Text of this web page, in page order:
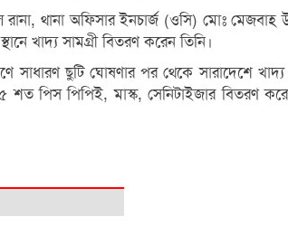
থানা অফিসার ইনচার্জ (ওসি) মোঃ মেজবাহ
খাদ্য সামগ্রী বিতরণ করেন তিনি।
সাধারণ ছুটি ঘোষণার পর থেকে সারাদেশে
পিস পিপিই, মাস্ক, সেনিটাইজার বিতরণ